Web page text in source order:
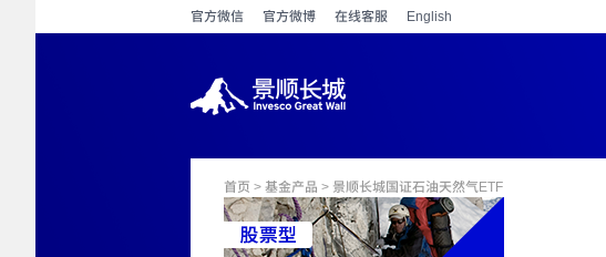
官方微信 官方微博 在线客服 English
首页 > 基金产品 > 景顺长城国证石油天然气ETF